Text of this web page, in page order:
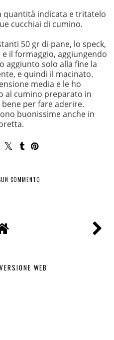
quantità indicata e tritatelo
cucchiai di cumino.
50 gr di pane, lo speck,
e il formaggio, aggiungendo
aggiunto solo alla fine la
e quindi il macinato.
media e le ho
al cumino preparato in
per fare aderire.
buonissime anche in
COMMENTO
WEB